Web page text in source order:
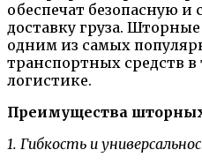
обеспечат безопасную и
доставку груза.
одним из самых
транспортных средств
логистике.
Преимущества
1. Гибкость и